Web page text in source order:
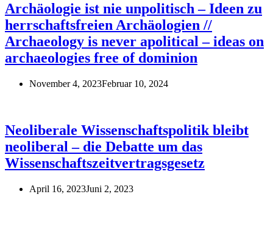
Archäologie ist nie unpolitisch – Ideen zu
herrschaftsfreien Archäologien //
Archaeology is never apolitical – ideas on
archaeologies free of dominion
November 4, 2023Februar 10, 2024
Neoliberale Wissenschaftspolitik bleibt
neoliberal – die Debatte um das
Wissenschaftszeitvertragsgesetz
April 16, 2023Juni 2, 2023